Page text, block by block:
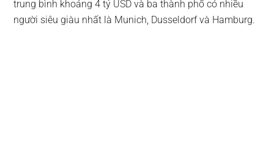
trung bình khoảng 4 tỷ USD và ba thành phố có nhiều
người siêu giàu nhất là Munich, Dusseldorf và Hamburg.